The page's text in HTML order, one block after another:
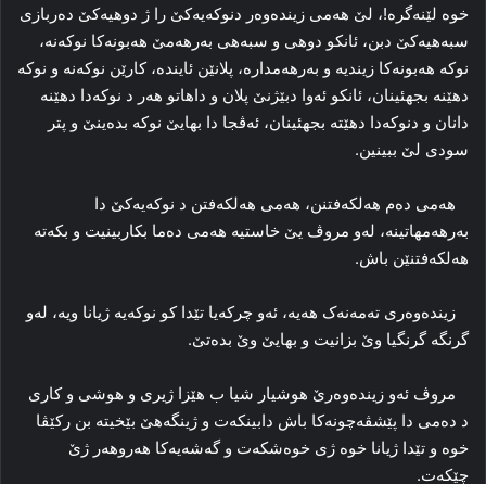
خوە لێنەگرە!، لێ هەمی زیندەوەر دنوکەیەکێ را ژ دوهیەکێ دەربازی
سبەهیەکێ دبن، ئانکو دوهی و سبەهی بەرهەمێ هەبونەکا نوکەنە،
نوکە هەبونەکا زیندیە و بەرهەمدارە، پلانێن ئایندە، کارێن نوکەنە و نوکە
دهێنە بجهئینان، ئانکو ئەوا دبێژنێ پلان و داهاتو هەر د نوکەدا دهێنە
دانان و دنوکەدا دهێتە بجهئینان، ئەڤجا دا بهایێ نوکە بدەینێ و پتر
سودی لێ ببینین.
هەمی دەم هەلکەفتنن، هەمی هەلکەفتن د نوکەیەکێ دا
بەرهەمهاتینە، لەو مروڤ یێ خاستیە هەمی دەما بکاربینیت و بکەتە
هەلکەفتنێن باش.
زیندەوەری تەمەنەک هەیە، ئەو چرکەیا تێدا کو نوکەیە ژیانا ویە، لەو
گرنگە گرنگیا وێ بزانیت و بهایێ وێ بدەتێ.
مروڤ ئەو زیندەوەرێ هوشیار شیا ب هێزا ژیری و هوشی و کاری
د دەمی دا پێشڤەچونەکا باش دابینکەت و ژینگەهێ بێخیتە بن رکێڤا
خوە و تێدا ژیانا خوە ژی خوەشکەت و گەشەیەکا هەروهەر ژێ
چێکەت.